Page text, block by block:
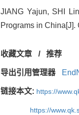
JIANG Yajun, SHI
Programs in
收藏文章 / 推荐
导出引用管理器
链接本文: https://
https://